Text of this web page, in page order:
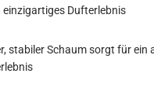
einzigartiges Dufterlebnis
stabiler Schaum sorgt für ein